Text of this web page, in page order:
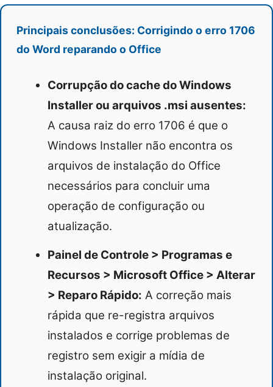
Principais conclusões: Corrigindo o erro 1706
do Word reparando o Office
Corrupção do cache do Windows
Installer ou arquivos .msi ausentes:
A causa raiz do erro 1706 é que o
Windows Installer não encontra os
arquivos de instalação do Office
necessários para concluir uma
operação de configuração ou
atualização.
Painel de Controle > Programas e
Recursos > Microsoft Office > Alterar
> Reparo Rápido: A correção mais
rápida que re-registra arquivos
instalados e corrige problemas de
registro sem exigir a mídia de
instalação original.